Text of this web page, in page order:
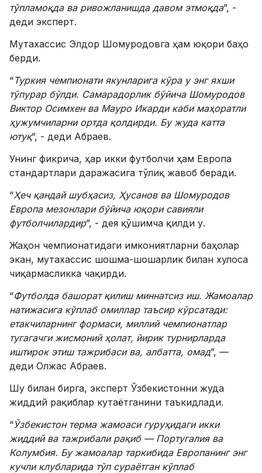
тўпламоқда ва ривожланишда давом этмоқда”, -
деди эксперт.
Мутахассис Элдор Шомуродовга ҳам юқори баҳо
берди.
“Туркия чемпионати якунларига кўра у энг яхши
тўпурар бўлди. Самарадорлик бўйича Шомуродов
Виктор Осимхен ва Мауро Икарди каби маҳоратли
ҳужумчиларни ортда қолдирди. Бу жуда катта
ютуқ”, - деди Абраев.
Унинг фикрича, ҳар икки футболчи ҳам Европа
стандартлари даражасига тўлиқ жавоб беради.
“Ҳеч қандай шубҳасиз, Ҳусанов ва Шомуродов
Европа мезонлари бўйича юқори савияли
футболчилардир”, - дея қўшимча қилди у.
Жаҳон чемпионатидаги имкониятларни баҳолар
экан, мутахассис шошма-шошарлик билан хулоса
чиқармасликка чақирди.
“Футболда башорат қилиш миннатсиз иш. Жамоалар
натижасига кўплаб омиллар таъсир кўрсатади:
етакчиларнинг формаси, миллий чемпионатлар
тугагачги жисмоний ҳолат, йирик турнирларда
иштирок этиш тажрибаси ва, албатта, омад”, —
деди Олжас Абраев.
Шу билан бирга, эксперт Ўзбекистонни жуда
жиддий рақиблар кутаётганини таъкидлади.
“Ўзбекистон терма жамоаси гуруҳидаги икки
жиддий ва тажрибали рақиб — Португалия ва
Колумбия. Бу жамоалар таркибида Европанинг энг
кучли клубларида тўп сураётган кўплаб